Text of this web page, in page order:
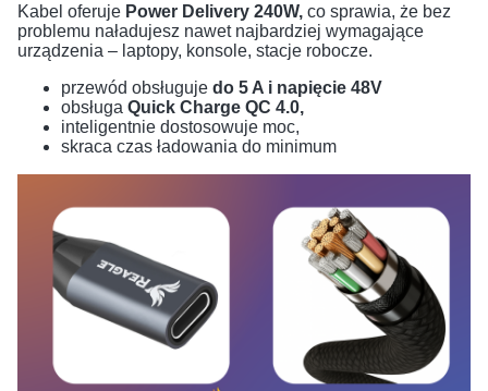
Kabel oferuje Power Delivery 240W, co sprawia, że bez
problemu naładujesz nawet najbardziej wymagające
urządzenia – laptopy, konsole, stacje robocze.
przewód obsługuje do 5 A i napięcie 48V
obsługa Quick Charge QC 4.0,
inteligentnie dostosowuje moc,
skraca czas ładowania do minimum